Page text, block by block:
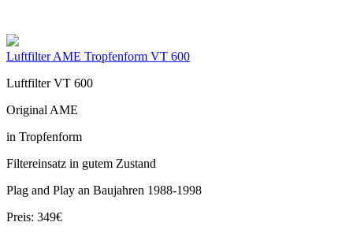
Luftfilter AME Tropfenform VT 600
Luftfilter VT 600
Original AME
in Tropfenform
Filtereinsatz in gutem Zustand
Plag and Play an Baujahren 1988-1998
Preis: 349€